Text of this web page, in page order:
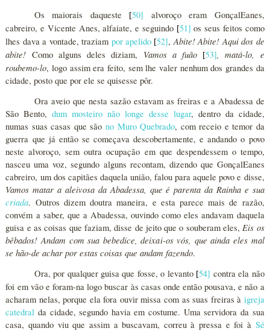
Os maiorais daqueste [50] alvoroço eram GonçalEanes,
cabreiro, e Vicente Anes, alfaiate, e seguindo [51] os seus feitos como
lhes dava a vontade, traziam por apelido [52],Abite! Abite! Aqui dos de
abite! Como alguns deles diziam, Vamos a fuão [53], matá-lo, e
roubemo-lo, logo assim era feito, sem lhe valer nenhum dos grandes da
cidade, posto que por ele se quisesse pôr.
Ora aveio que nesta sazão estavam as freiras e a Abadessa de
São Bento,dum mosteiro não longe desse lugar, dentro da cidade,
numas suas casas que são no Muro Quebrado, com receio e temor da
guerra que já então se começava descobertamente, e andando o povo
neste alvoroço, sem outra ocupação em que despendessem o tempo,
nasceu uma voz, segundo alguns recontam, dizendo que GonçalEanes
cabreiro, um dos capitães daquela união, falou para aquele povo e disse,
Vamos matar a aleivosa da Abadessa, que é parenta da Rainha e sua
criada. Outros dizem doutra maneira, e esta parece mais de razão,
convém a saber, que a Abadessa, ouvindo como eles andavam daquela
guisa e as coisas que faziam, disse de jeito que o souberam eles,Eis os
bêbados! Andam com sua bebedice, deixai-os vós, que ainda eles mal
se hão-de achar por estas coisas que andam fazendo.
Ora, por qualquer guisa que fosse, o levanto [54] contra ela não
foi em vão e foram-na logo buscar às casas onde então pousava, e não a
acharam nelas, porque ela fora ouvir missa com as suas freiras à igreja
catedral da cidade, segundo havia em costume. Uma servidora da sua
casa, quando viu que assim a buscavam, correu à pressa e foi à Sé